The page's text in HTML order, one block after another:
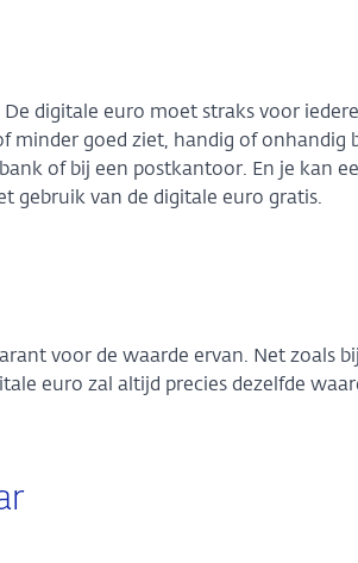
digitale euro moet straks voor
goed ziet, handig of onhandig
of bij een postkantoor. En je kan
gebruik van de digitale euro gratis.
voor de waarde ervan. Net zoals
euro zal altijd precies dezelfde